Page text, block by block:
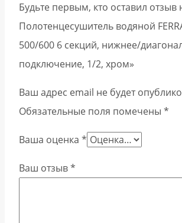
Будьте первым, кто оставил отзыв
Полотенцесушитель водяной
500/600 6 секций, нижнее/
подключение, 1/2, хром»
Ваш адрес email не будет
Обязательные поля помечены *
Ваша оценка *
Ваш отзыв*